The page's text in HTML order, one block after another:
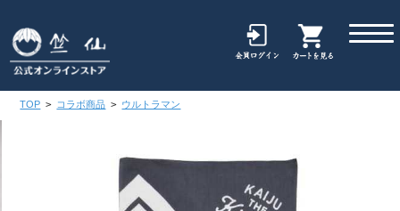
TOP > コラボ商品 > ウルトラマン